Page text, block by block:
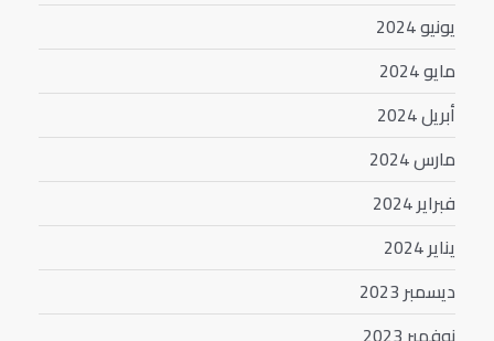
يونيو 2024
مايو 2024
أبريل 2024
مارس 2024
فبراير 2024
يناير 2024
ديسمبر 2023